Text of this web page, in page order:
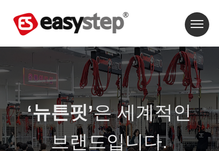
‘뉴튼핏’은 세계적인
브랜드입니다.